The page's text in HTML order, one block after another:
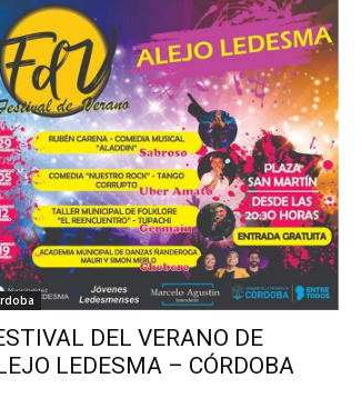
DEL VERANO DE
LEDESMA – CÓRDOBA